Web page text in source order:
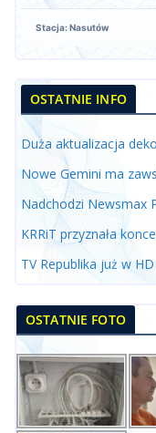
Stacja: Nasutów
OSTATNIE INFO
Duża aktualizacja
Nowe Gemini ma
Nadchodzi Newsmax
KRRiT przyznała
TV Republika już w
OSTATNIE FOTO